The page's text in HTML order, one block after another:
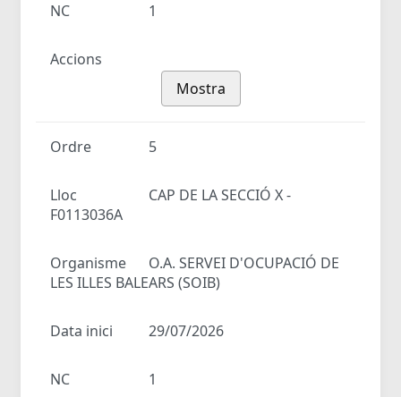
NC 1
Accions
Mostra
Ordre 5
Lloc
CAP DE LA SECCIÓ X -
F0113036A
Organisme
O.A. SERVEI D'OCUPACIÓ DE
LES ILLES BALEARS (SOIB)
Data inici 29/07/2026
NC 1